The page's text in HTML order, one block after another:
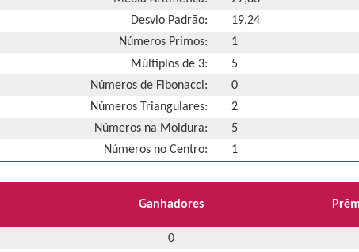
Desvio Padrão:
19,24
Números Primos:
1
Múltiplos de 3:
5
Números de Fibonacci:
0
Números Triangulares:
2
Números na Moldura:
5
Números no Centro:
1
Ganhadores
0